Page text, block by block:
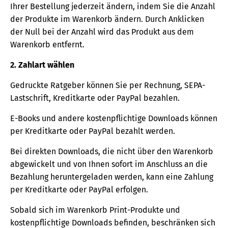
Ihrer Bestellung jederzeit ändern, indem Sie die Anzahl
der Produkte im Warenkorb ändern. Durch Anklicken
der Null bei der Anzahl wird das Produkt aus dem
Warenkorb entfernt.
2. Zahlart wählen
Gedruckte Ratgeber können Sie per Rechnung, SEPA-
Lastschrift, Kreditkarte oder PayPal bezahlen.
E-Books und andere kostenpflichtige Downloads können
per Kreditkarte oder PayPal bezahlt werden.
Bei direkten Downloads, die nicht über den Warenkorb
abgewickelt und von Ihnen sofort im Anschluss an die
Bezahlung heruntergeladen werden, kann eine Zahlung
per Kreditkarte oder PayPal erfolgen.
Sobald sich im Warenkorb Print-Produkte und
kostenpflichtige Downloads befinden, beschränken sich